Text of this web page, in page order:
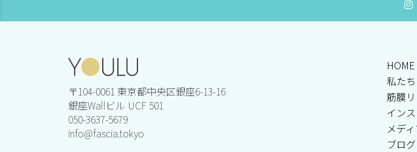
〒104-0061 東京都中央区銀座6-13-16
銀座Wallビル UCF 501
050-3637-5679
info@fascia.tokyo
HOME
私た
筋膜
イン
メデ
ブログ